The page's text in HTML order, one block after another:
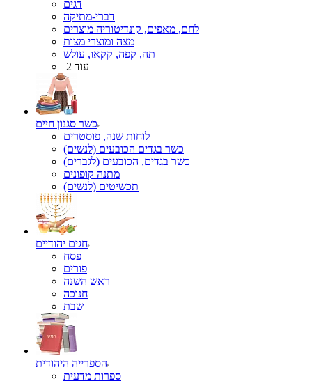
דגים
דברי-מתיקה
לחם, מאפים, קונדיטוריה מוצרים
מצה ומוצרי מצות
תה, קפה, קקאו, עולש
עוד 2
כשר סגנון חיים
לוחות שנה, פוסטרים
כשר בגדים הכובעים (לנשים)
כשר בגדים, הכובעים (לגברים)
מתנה קופונים
תכשיטים (לנשים)
חגים יהודיים
פסח
פורים
ראש השנה
חנוכה
שבת
הספרייה היהודית
ספרות מדעית